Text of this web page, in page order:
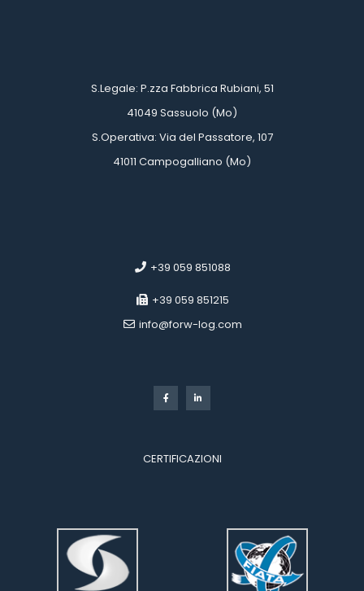
S.Legale: P.zza Fabbrica Rubiani, 51
41049 Sassuolo (Mo)
S.Operativa: Via del Passatore, 107
41011 Campogalliano (Mo)
+39 059 851088
+39 059 851215
info@forw-log.com
CERTIFICAZIONI